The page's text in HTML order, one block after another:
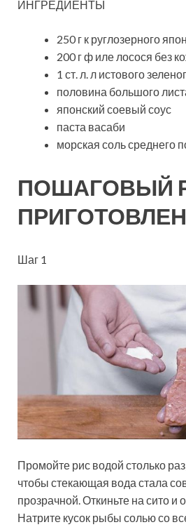
ИНГРЕДИЕНТЫ
250 г к руглозерного
200 г ф иле лосося без
1 ст. л. л истового
половина большого
японский соевый соус
паста васаби
морская соль среднего
ПОШАГОВЫЙ
Шаг 1
Промойте рис водой столько
чтобы стекающая вода стала
прозрачной. Откиньте на сито и
Натрите кусок рыбы солью со